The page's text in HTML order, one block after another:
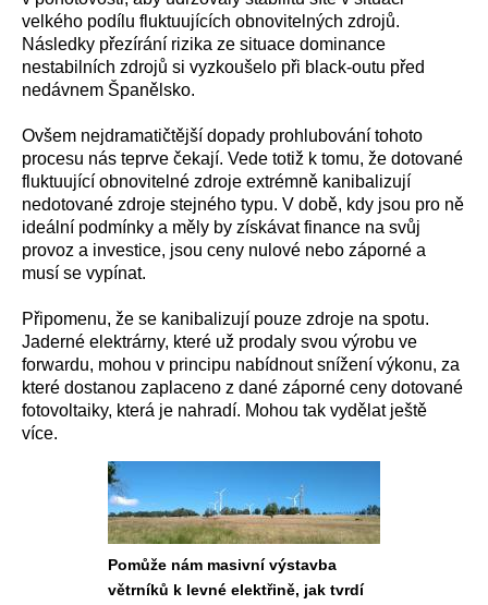
velkého podílu fluktuujících obnovitelných zdrojů.
Následky přezírání rizika ze situace dominance
nestabilních zdrojů si vyzkoušelo při black-outu před
nedávnem Španělsko.
Ovšem nejdramatičtější dopady prohlubování tohoto
procesu nás teprve čekají. Vede totiž k tomu, že dotované
fluktuující obnovitelné zdroje extrémně kanibalizují
nedotované zdroje stejného typu. V době, kdy jsou pro ně
ideální podmínky a měly by získávat finance na svůj
provoz a investice, jsou ceny nulové nebo záporné a
musí se vypínat.
Připomenu, že se kanibalizují pouze zdroje na spotu.
Jaderné elektrárny, které už prodaly svou výrobu ve
forwardu, mohou v principu nabídnout snížení výkonu, za
které dostanou zaplaceno z dané záporné ceny dotované
fotovoltaiky, která je nahradí. Mohou tak vydělat ještě
více.
Pomůže nám masivní výstavba
větrníků k levné elektřině, jak tvrdí